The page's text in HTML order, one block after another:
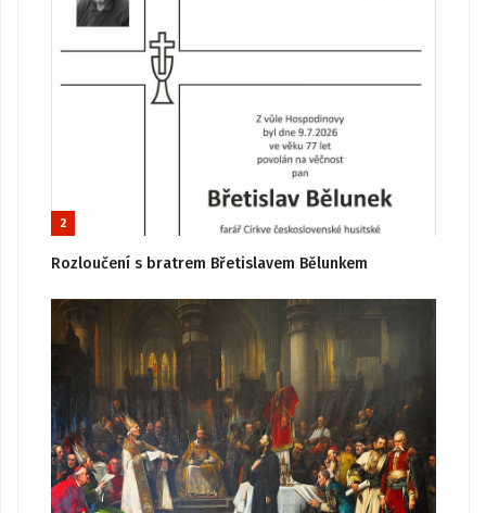
2
Rozloučení s bratrem Břetislavem Bělunkem